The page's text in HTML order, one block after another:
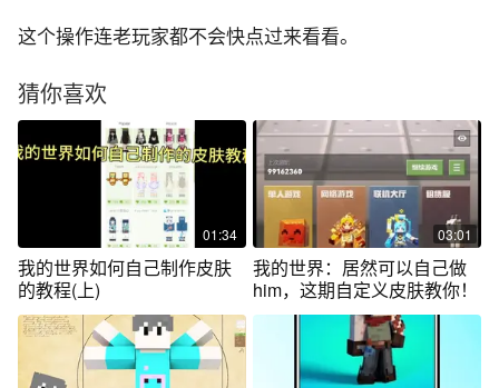
这个操作连老玩家都不会快点过来看看。
猜你喜欢
01:34
我的世界如何自己制作皮肤
的教程(上)
03:01
我的世界：居然可以自己做
him，这期自定义皮肤教你！